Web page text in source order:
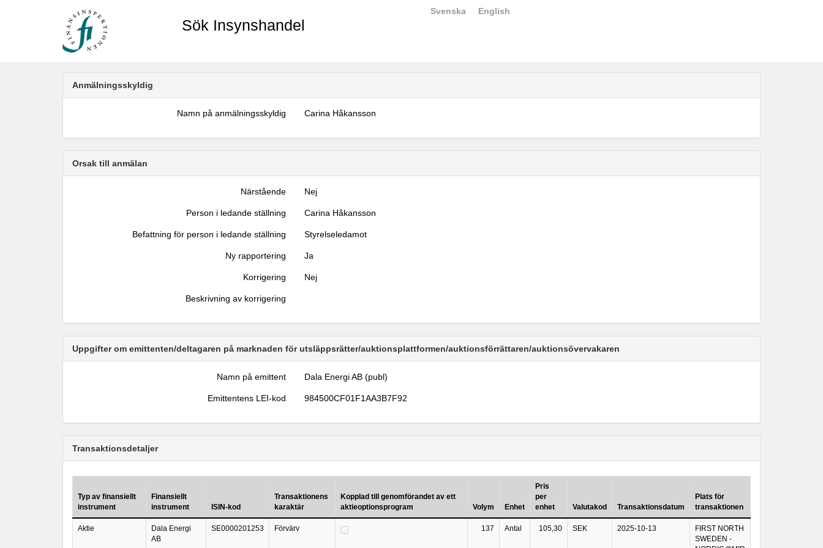
Sök Insynshandel
Svenska English
Anmälningsskyldig
Namn på anmälningsskyldig Carina Håkansson
Orsak till anmälan
Närstående Nej
Person i ledande ställning Carina Håkansson
Befattning för person i ledande ställning Styrelseledamot
Ny rapportering Ja
Korrigering Nej
Beskrivning av korrigering
Uppgifter om emittenten/deltagaren på marknaden för utsläppsrätter/auktionsplattformen/auktionsförrättaren/auktionsövervakaren
Namn på emittent Dala Energi AB (publ)
Emittentens LEI-kod 984500CF01F1AA3B7F92
Transaktionsdetaljer
Typ av finansiellt
instrument
Finansiellt
instrument
ISIN-kod
Transaktionens
karaktär
Kopplad till genomförandet av ett
aktieoptionsprogram
Volym Enhet
Pris
per
enhet
Valutakod Transaktionsdatum
Plats för
transaktionen
Aktie
Dala Energi
AB
SE0000201253 Förvärv 137 Antal 105,30 SEK 2025-10-13
FIRST NORTH
SWEDEN -